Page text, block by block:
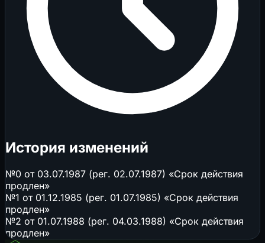
История изменений
№0 от 03.07.1987 (рег. 02.07.1987) «Срок действия
продлен»
№1 от 01.12.1985 (рег. 01.07.1985) «Срок действия
продлен»
№2 от 01.07.1988 (рег. 04.03.1988) «Срок действия
продлен»